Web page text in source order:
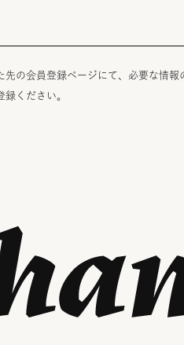
先の会員登録ページにて、必要な情
録ください。